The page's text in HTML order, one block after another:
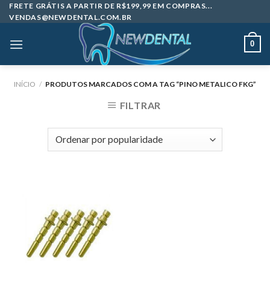
Skip
to
FRETE GRÁTIS A PARTIR DE R$199,99 EM COMPRAS...
VENDAS@NEWDENTAL.COM.BR
0
INÍCIO / PRODUTOS MARCADOS COM A TAG “PINO METALICO FKG”
FILTRAR